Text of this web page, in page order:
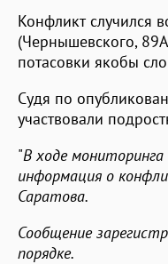
Конфликт случился
(Чернышевского,
потасовки якобы
Судя по
участвовали
"В ходе
информация о
Саратова.
Сообщение
порядке.